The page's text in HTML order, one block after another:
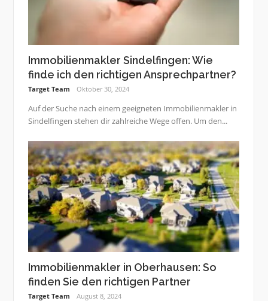
Immobilienmakler Sindelfingen: Wie
finde ich den richtigen Ansprechpartner?
Target Team Oktober 30, 2024
Auf der Suche nach einem geeigneten Immobilienmakler in
Sindelfingen stehen dir zahlreiche Wege offen. Um den...
Immobilienmakler in Oberhausen: So
finden Sie den richtigen Partner
Target Team August 8, 2024